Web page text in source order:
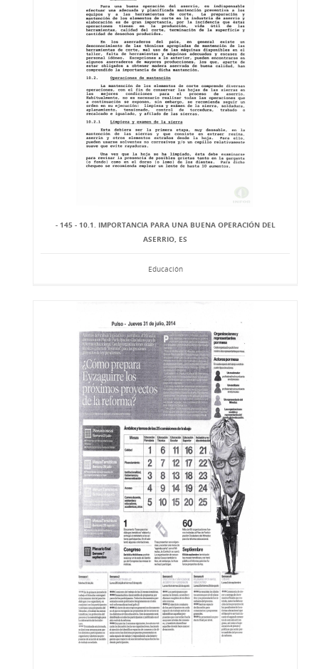
- 145 - 10.1. IMPORTANCIA PARA UNA BUENA OPERACIÓN DEL
ASERRIO, ES
Educación